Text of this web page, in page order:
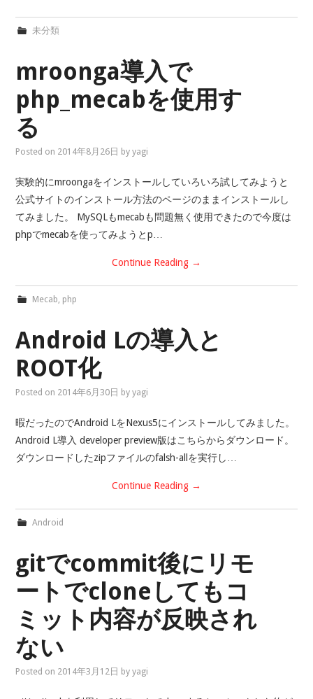
未分類
mroonga導入で
php_mecabを使用す
る
Posted on 2014年8月26日 byyagi
実験的にmroongaをインストールしていろいろ試してみようと
公式サイトのインストール方法のページのままインストールし
てみました。 MySQLもmecabも問題無く使用できたので今度は
phpでmecabを使ってみようとp…
Continue Reading →
Mecab, php
Android Lの導入と
ROOT化
Posted on 2014年6月30日 byyagi
暇だったのでAndroid LをNexus5にインストールしてみました。
Android L導入 developer preview版はこちらからダウンロード。
ダウンロードしたzipファイルのfalsh-allを実行し…
Continue Reading →
Android
gitでcommit後にリモ
ートでcloneしてもコ
ミット内容が反映され
ない
Posted on 2014年3月12日 byyagi